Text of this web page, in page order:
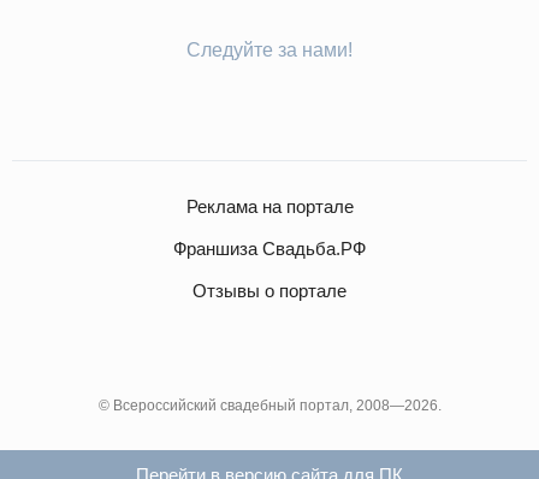
Следуйте за нами!
Реклама на портале
Франшиза Свадьба.РФ
Отзывы о портале
© Всероссийский свадебный портал, 2008—2026.
Перейти в версию сайта для ПК